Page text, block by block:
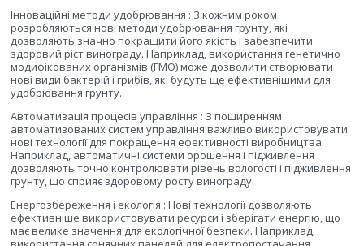
Інноваційні методи удобрювання : З кожним роком
розробляються нові методи удобрювання грунту, які
дозволяють значно покращити його якість і забезпечити
здоровий ріст винограду. Наприклад, використання генетично
модифікованих організмів (ГМО) може дозволити створювати
нові види бактерій і грибів, які будуть ще ефективнішими для
удобрювання грунту.
Автоматизація процесів управління : З поширенням
автоматизованих систем управління важливо використовувати
нові технології для покращення ефективності виробництва.
Наприклад, автоматичні системи орошення і підживлення
дозволяють точно контролювати рівень вологості і підживлення
грунту, що сприяє здоровому росту винограду.
Енергозбереження і екологія : Нові технології дозволяють
ефективніше використовувати ресурси і зберігати енергію, що
має велике значення для екологічної безпеки. Наприклад,